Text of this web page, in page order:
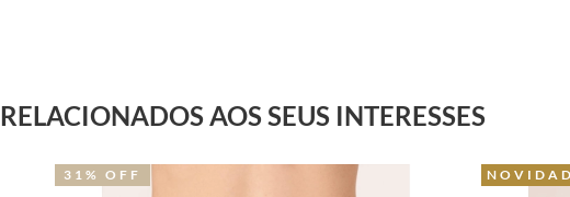
RELACIONADOS AOS SEUS INTERESSES
31% OFF NOVIDADE